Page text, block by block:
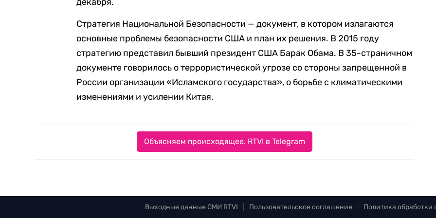
Стратегия Национальной Безопасности — документ, в котором излагаются
основные проблемы безопасности США и план их решения. В 2015 году
стратегию представил бывший президент США Барак Обама. В 35-страничном
документе говорилось о террористической угрозе со стороны запрещенной в
России организации «Исламского государства», о борьбе с климатическими
изменениями и усилении Китая.
Объясняем происходящее. RTVI в Telegram
Выходные данные СМИ RTVI Пользовательское соглашение Политика